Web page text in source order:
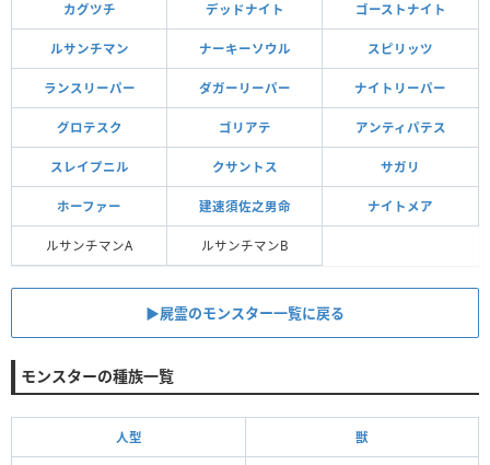
カグツチ デッドナイト ゴーストナイト
ルサンチマン ナーキーソウル スピリッツ
ランスリーパー ダガーリーパー ナイトリーパー
グロテスク ゴリアテ アンティパテス
スレイプニル クサントス サガリ
ホーファー 建速須佐之男命 ナイトメア
ルサンチマンA ルサンチマンB
▶︎屍霊のモンスター一覧に戻る
モンスターの種族一覧
人型 獣